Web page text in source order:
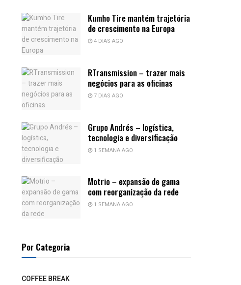
Kumho Tire mantém trajetória
de crescimento na Europa
4 DIAS AGO
RTransmission – trazer mais
negócios para as oficinas
7 DIAS AGO
Grupo Andrés – logística,
tecnologia e diversificação
1 SEMANA AGO
Motrio – expansão de gama
com reorganização da rede
1 SEMANA AGO
Por Categoria
COFFEE BREAK